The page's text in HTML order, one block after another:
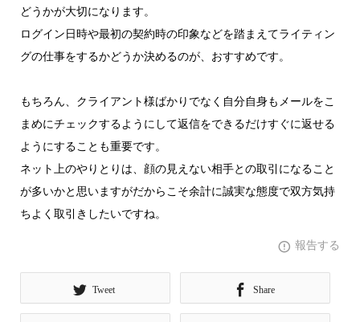
どうかが大切になります。
ログイン日時や最初の契約時の印象などを踏まえてライティン
グの仕事をするかどうか決めるのが、おすすめです。
もちろん、クライアント様ばかりでなく自分自身もメールをこ
まめにチェックするようにして返信をできるだけすぐに返せる
ようにすることも重要です。
ネット上のやりとりは、顔の見えない相手との取引になること
が多いかと思いますがだからこそ余計に誠実な態度で双方気持
ちよく取引きしたいですね。
報告する
Tweet Share